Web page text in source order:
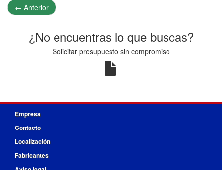
← Anterior
¿No encuentras lo que buscas?
Solicitar presupuesto sin compromiso
Empresa
Contacto
Localización
Fabricantes